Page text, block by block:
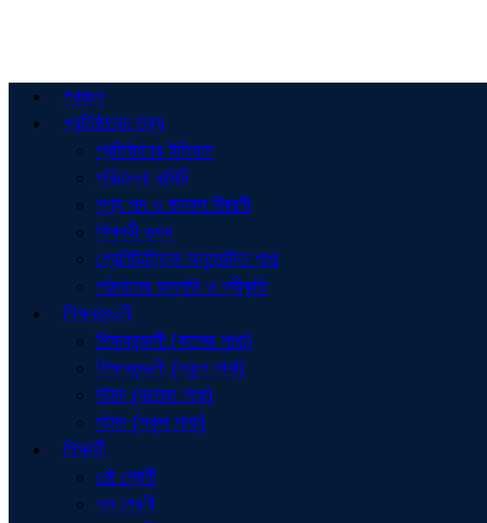
প্রচ্ছদ
প্রতিষ্ঠানের তথ্য
প্রতিষ্ঠানের ইতিহাস
পরিচালনা কমিটি
শূণ্য পদ ও জনবল বিবরণী
শিক্ষার্থী তথ্য
শ্রেণিভিত্তিক অনুমোদিত শাখা
পাঠদানের অনুমতি ও স্বীকৃতি
শিক্ষকমন্ডলী
শিক্ষকমন্ডলী (কলেজ শাখা)
শিক্ষকমন্ডলী (স্কুল শাখা)
স্টাফ (কলেজ শাখা)
স্টাফ (স্কুল শাখা)
শিক্ষার্থী
৬ষ্ঠ শ্রেণী
৭ম শ্রেণী